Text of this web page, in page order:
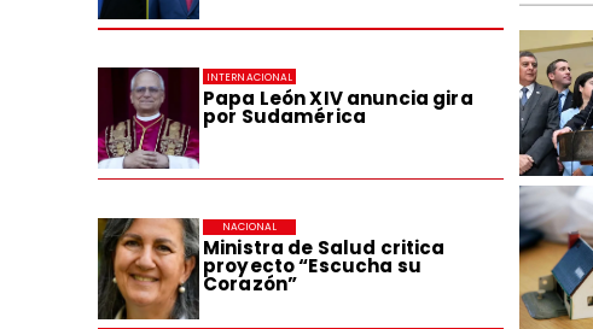
Papa León XIV anuncia gira
por Sudamérica
INTERNACIONAL
Ministra de Salud critica
proyecto “Escucha su
Corazón”
NACIONAL